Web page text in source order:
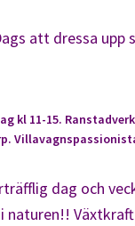
att dressa upp
kl 11-15.
dag och
naturen!!